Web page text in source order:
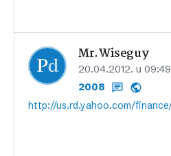
Mr.Wiseguy
20.04.2012. u 09:49
2008